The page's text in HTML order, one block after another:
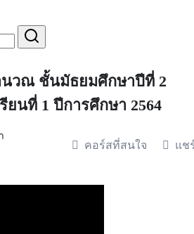
นวณ ชั้นมัธยมศึกษาปีที่ 2
ยนที่ 1 ปีการศึกษา 2564
คอร์สที่สนใจ แช